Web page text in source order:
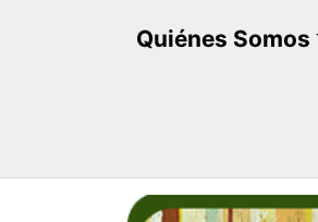
Quiénes Somos